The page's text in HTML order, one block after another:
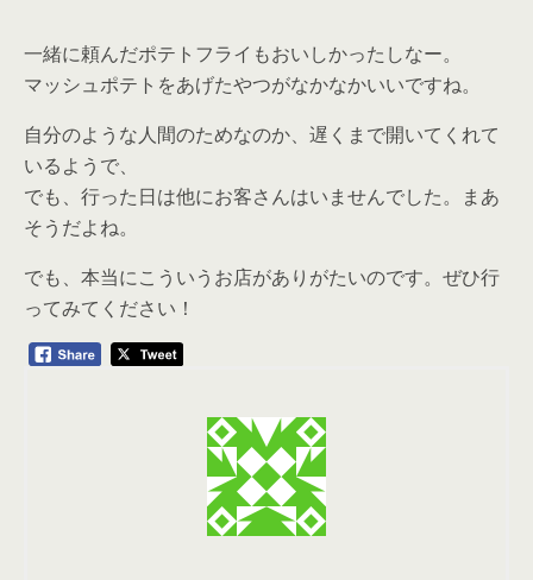
一緒に頼んだポテトフライもおいしかったしなー。
マッシュポテトをあげたやつがなかなかいいですね。
自分のような人間のためなのか、遅くまで開いてくれて
いるようで、
でも、行った日は他にお客さんはいませんでした。まあ
そうだよね。
でも、本当にこういうお店がありがたいのです。ぜひ行
ってみてください！